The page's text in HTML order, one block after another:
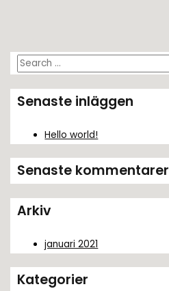
S
k
e
:
Senaste inläggen
Hello world!
Senaste kommentarer
Arkiv
januari 2021
Kategorier